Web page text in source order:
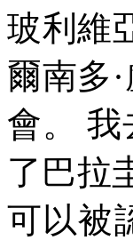
玻利維
爾南多
會。
我
了巴拉
可以被